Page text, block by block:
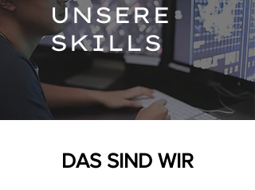
UNSERE
SKILLS
DAS SIND WIR